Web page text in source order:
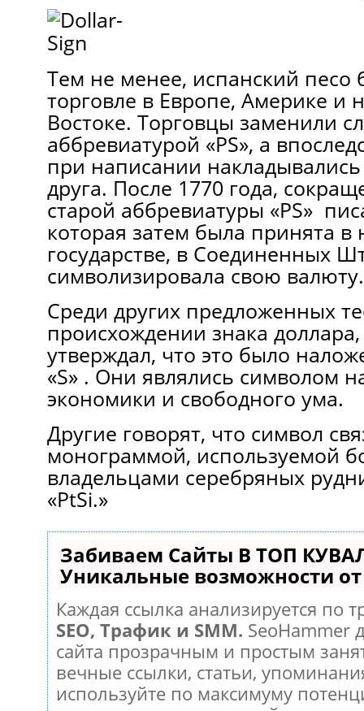
Тем не менее, испанский песо
торговле в Европе, Америке и
Востоке. Торговцы заменили
аббревиатурой «PS», а
при написании накладывались
друга. После 1770 года,
старой аббревиатуры «PS»
которая затем была принята в
государстве, в Соединенных
символизировала свою валюту.
Среди других предложенных
происхождении знака
утверждал, что это было
«S» . Они являлись символом
экономики и свободного ума.
Другие говорят, что символ
монограммой, используемой
владельцами серебряных
«PtSi.»
Забиваем Сайты В ТОП
Уникальные возможности от
Каждая ссылка анализируется по
SEO, Трафик и SMM. SeoHammer
сайта прозрачным и простым
вечные ссылки, статьи,
используйте по максимуму